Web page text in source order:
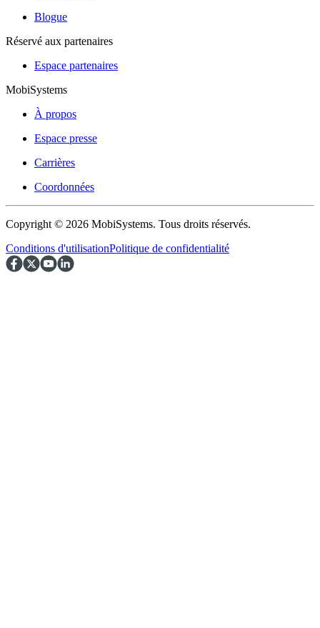
Blogue
Réservé aux partenaires
Espace partenaires
MobiSystems
À propos
Espace presse
Carrières
Coordonnées
Copyright © 2026 MobiSystems. Tous droits réservés.
Conditions d'utilisationPolitique de confidentialité